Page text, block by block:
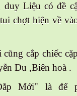
duy Liệu có đề
chợt hiện về
cắp chiếc
Du ,Biên hoà .
Mới" là để